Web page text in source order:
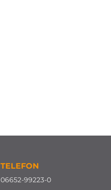
TELEFON
06652-99223-0